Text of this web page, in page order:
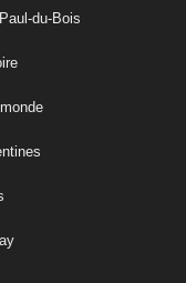
du-Bois